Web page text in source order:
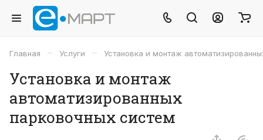
Главная – Услуги – Установка и монтаж
Установка и монтаж
автоматизированных
парковочных систем